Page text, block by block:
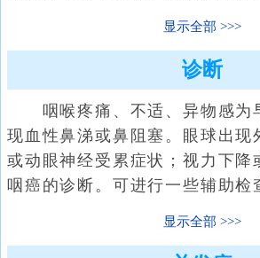
显示全部
诊断
咽喉疼痛、不适、异物感为
现血性鼻涕或鼻阻塞。眼球出现
或动眼神经受累症状；视力下降
咽癌的诊断。可进行一些辅助
显示全部